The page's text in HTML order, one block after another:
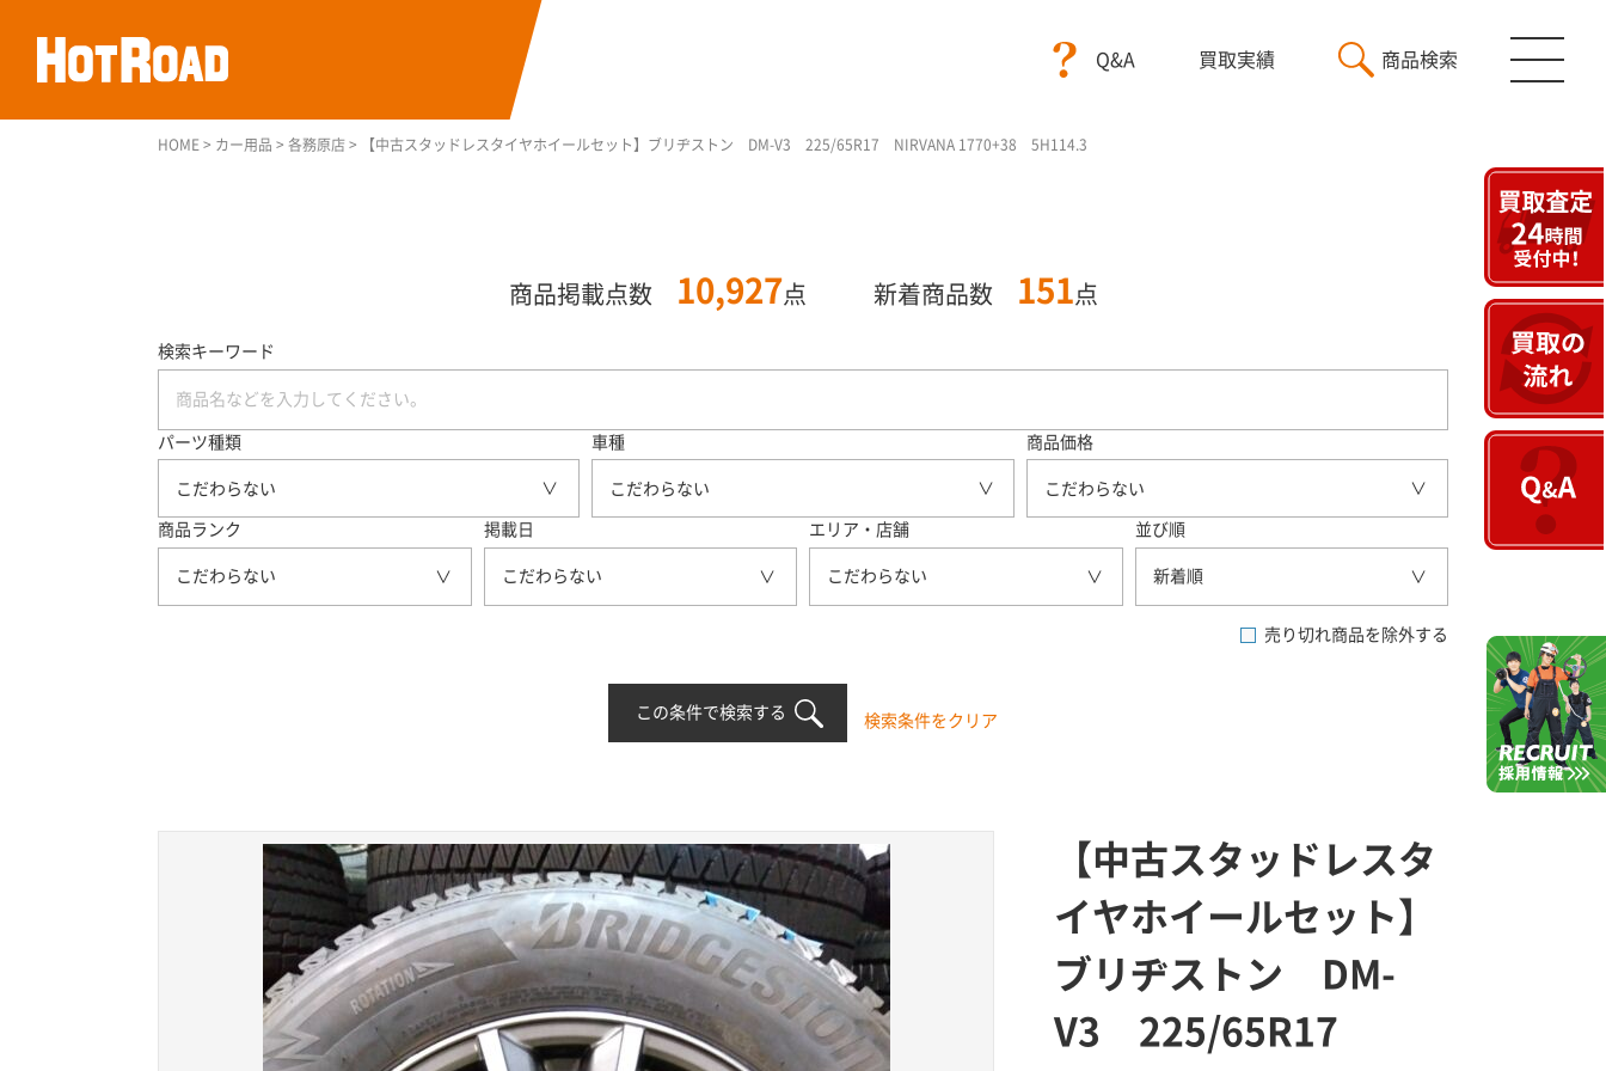
Q&A 買取実績 商品検索
HOME > カー用品 > 各務原店 > 【中古スタッドレスタイヤホイールセット】ブリヂストン DM-V3 225/65R17 NIRVANA 1770+38 5H114.3
商品掲載点数 10,927点 新着商品数 151 点
検索キーワード
パーツ種類
こだわらない
車種
こだわらない
商品価格
こだわらない
商品ランク
こだわらない
掲載日
こだわらない
エリア・店舗
こだわらない
並び順
新着順
売り切れ商品を除外する
この条件で検索する 検索条件をクリア
【中古スタッドレスタ
イヤホイールセット】
ブリヂストン DM-
V3 225/65R17